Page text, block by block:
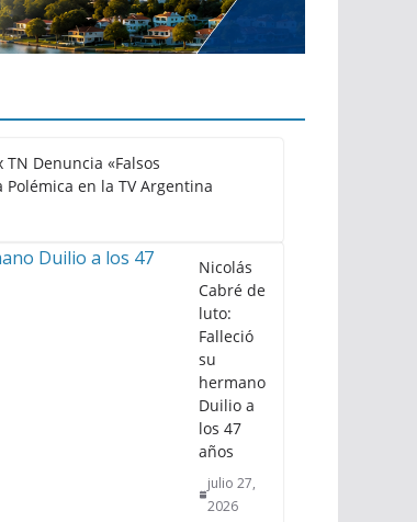
TN Denuncia «Falsos
Polémica en la TV Argentina
Nicolás
Cabré de
luto:
Falleció
su
hermano
Duilio a
los 47
años
julio 27,
2026